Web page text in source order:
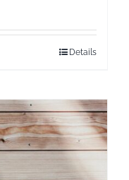
Details